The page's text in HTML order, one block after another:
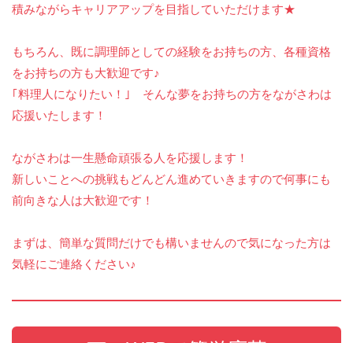
積みながらキャリアアップを目指していただけます★
もちろん、既に調理師としての経験をお持ちの方、各種資格
をお持ちの方も大歓迎です♪
｢料理人になりたい！｣ そんな夢をお持ちの方をながさわは
応援いたします！
ながさわは一生懸命頑張る人を応援します！
新しいことへの挑戦もどんどん進めていきますので何事にも
前向きな人は大歓迎です！
まずは、簡単な質問だけでも構いませんので気になった方は
気軽にご連絡ください♪